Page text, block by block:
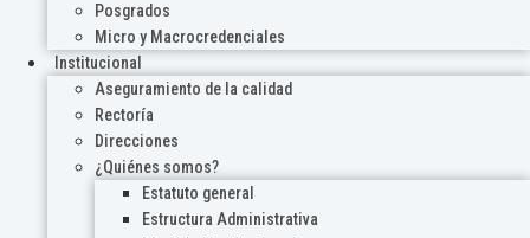
Posgrados
Micro y Macrocredenciales
Institucional
Aseguramiento de la calidad
Rectoría
Direcciones
¿Quiénes somos?
Estatuto general
Estructura Administrativa